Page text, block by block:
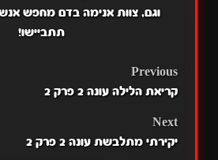
וגם, צוות אנימה בדם מחפש
תתביישו!
POST
Previous
קריאת הלילה עונה 2 פרק 2
Next
יקירתי מתלבשת עונה 2 פרק 2